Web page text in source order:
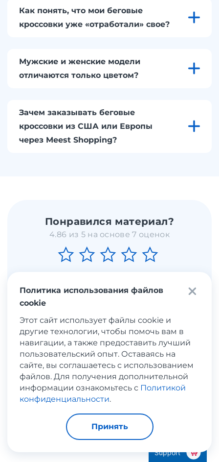
Как понять, что мои беговые
кроссовки уже «отработали» свое?
Мужские и женские модели
отличаются только цветом?
Зачем заказывать беговые
кроссовки из США или Европы
через Meest Shopping?
Понравился материал?
4.86 из 5 на основе 7 оценок
Отправить
Вы ещё не
зарегистрировались в Meest
Shopping?
Зарегистрироваться
Политика использования файлов
cookie
Этот сайт использует файлы cookie и
другие технологии, чтобы помочь вам в
навигации, а также предоставить лучший
пользовательский опыт. Оставаясь на
сайте, вы соглашаетесь с использованием
файлов. Для получения дополнительной
информации ознакомьтесь с Политикой
конфиденциальности.
Принять
Support